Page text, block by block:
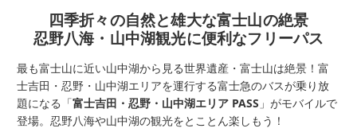
四季折々の自然と雄大な富士山の絶景
忍野八海・山中湖観光に便利なフリーパス
最も富士山に近い山中湖から見る世界遺産・富士山は絶景！富
士吉田・忍野・山中湖エリアを運行する富士急のバスが乗り放
題になる「富士吉田・忍野・山中湖エリア PASS 」がモバイルで
登場。忍野八海や山中湖の観光をとことん楽しもう！